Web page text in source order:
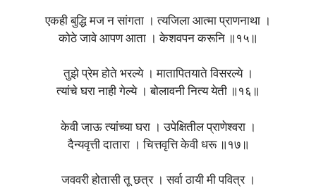
एकही बुद्धि मज न सांगता । त्यजिला आत्मा प्राणनाथा ।
कोठे जावे आपण आता । केशवपन करूनि ॥१५॥
तुझे प्रेम होते भरल्ये । मातापितयाते विसरल्ये ।
त्यांचे घरा नाही गेल्ये । बोलावनी नित्य येती ॥१६॥
केवी जाऊ त्यांच्या घरा । उपेक्षितील प्राणेश्वरा ।
दैन्यवृत्ती दातारा । चित्तवृत्ति केवी धरू ॥१७॥
जववरी होतासी तू छत्र । सर्वा ठायी मी पवित्र ।